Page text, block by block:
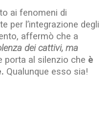
ai fenomeni di
per l’integrazione degli
affermò che a
dei cattivi, ma
porta al silenzio che è
Qualunque esso sia!